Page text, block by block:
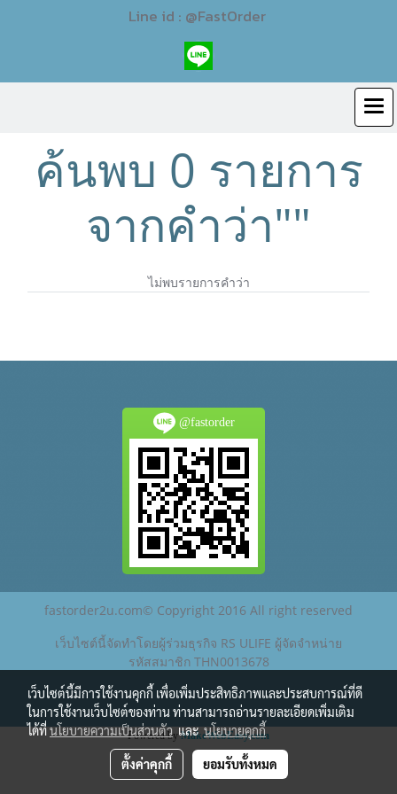
Line id : @FastOrder
ค้นพบ 0 รายการ
จากคำว่า""
ไม่พบรายการคำว่า
@fastorder
fastorder2u.com© Copyright 2016 All right reserved
เว็บไซต์นี้จัดทำโดยผู้ร่วมธุรกิจ RS ULIFE ผู้จัดจำหน่าย
รหัสสมาชิก THN0013678
Powered byMakeWebEasy.com
เว็บไซต์นี้มีการใช้งานคุกกี้ เพื่อเพิ่มประสิทธิภาพและประสบการณ์ที่ดี
ในการใช้งานเว็บไซต์ของท่าน ท่านสามารถอ่านรายละเอียดเพิ่มเติม
ได้ที่นโยบายความเป็นส่วนตัวและนโยบายคุกกี้
ตั้งค่าคุกกี้ ยอมรับทั้งหมด